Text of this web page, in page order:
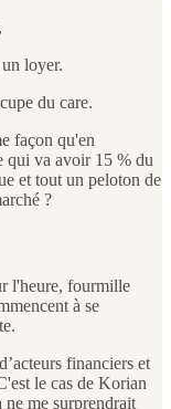
loyer.
du care.
façon qu'en
qui va avoir 15 % du
et tout un peloton de
?
l'heure, fourmille
à se
financiers et
le cas de Korian
ne me surprendrait